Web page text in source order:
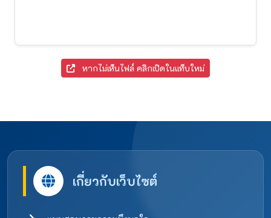
หากไม่เห็นไฟล์ คลิกเปิดในแท็บใหม่
เกี่ยวกับเว็บไซต์